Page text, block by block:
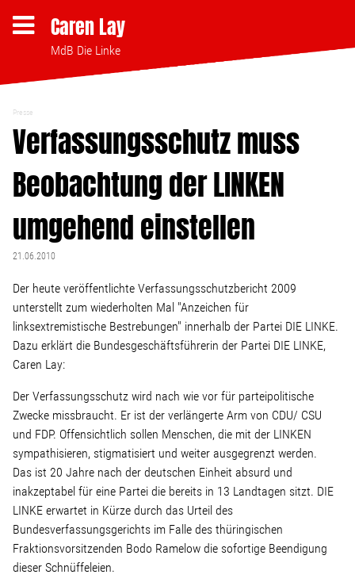
Caren Lay
MdB Die Linke
Themen
Bezahlbares Wohnen
Clubsterben stoppen
Bodenpolitik
Sonstiges
Wahlkreis
Pressemitteilungen
Presse
Presse
Verfassungsschutz muss
Beobachtung der LINKEN
umgehend einstellen
21.06.2010
Der heute veröffentlichte Verfassungsschutzbericht 2009
unterstellt zum wiederholten Mal "Anzeichen für
linksextremistische Bestrebungen" innerhalb der Partei DIE LINKE.
Dazu erklärt die Bundesgeschäftsführerin der Partei DIE LINKE,
Caren Lay:
Der Verfassungsschutz wird nach wie vor für parteipolitische
Zwecke missbraucht. Er ist der verlängerte Arm von CDU/ CSU
und FDP. Offensichtlich sollen Menschen, die mit der LINKEN
sympathisieren, stigmatisiert und weiter ausgegrenzt werden.
Das ist 20 Jahre nach der deutschen Einheit absurd und
inakzeptabel für eine Partei die bereits in 13 Landtagen sitzt. DIE
LINKE erwartet in Kürze durch das Urteil des
Bundesverfassungsgerichts im Falle des thüringischen
Fraktionsvorsitzenden Bodo Ramelow die sofortige Beendigung
dieser Schnüffeleien.